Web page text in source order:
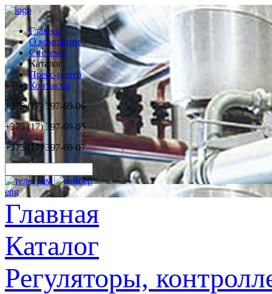
Главная
О компании
Системы
Каталог
Пресс-центр
Контакты
+375 (17) 397-69-06
+375 (17) 397-69-05
+375 (17) 397-69-07
eng
Главная
Каталог
Регуляторы,